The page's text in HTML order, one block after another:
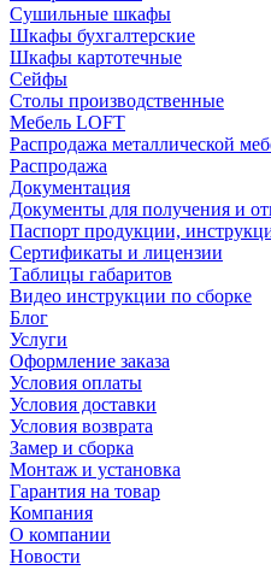
Сушильные шкафы
Шкафы бухгалтерские
Шкафы картотечные
Сейфы
Столы производственные
Мебель LOFT
Распродажа металлической
Распродажа
Документация
Документы для получения и
Паспорт продукции,
Сертификаты и лицензии
Таблицы габаритов
Видео инструкции по сборке
Блог
Услуги
Оформление заказа
Условия оплаты
Условия доставки
Условия возврата
Замер и сборка
Монтаж и установка
Гарантия на товар
Компания
О компании
Новости